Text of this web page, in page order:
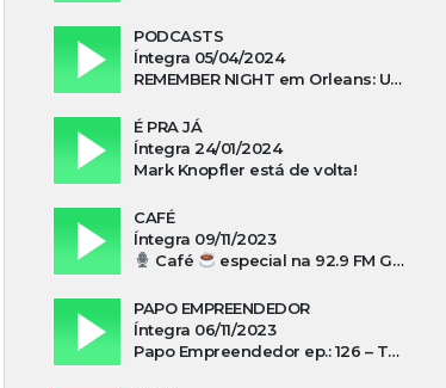
PODCASTS
Íntegra 05/04/2024
REMEMBER NIGHT em Orleans: Uma noite de tributo ao ABBA e aos anos 80
É PRA JÁ
Íntegra 24/01/2024
Mark Knopfler está de volta!
CAFÉ
Íntegra 09/11/2023
Café
especial na 92.9 FM Guarujá com Kuki Savi Mondo
PAPO EMPREENDEDOR
Íntegra 06/11/2023
Papo Empreendedor ep.: 126 – Thayni Librelato Sérgio Rodrigues Alves, Isadora Arns, Lilian Guthron Koslowski e Edio Kunhasky Junior sobre “O poder do associativismo na promoção de oportunidades”